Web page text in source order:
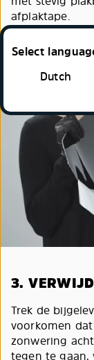
Select
Dutch
afplaktape.
3.
Trek de
voorkomen
zonwering
tegen te gaan,